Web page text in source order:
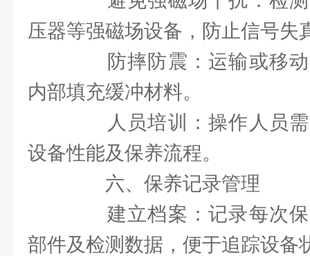
压器等强磁场设备，防止信号失
防摔防震：运输或移动
内部填充缓冲材料。
人员培训：操作人员需
设备性能及保养流程。
六、保养记录管理
建立档案：记录每次保
部件及检测数据，便于追踪设备